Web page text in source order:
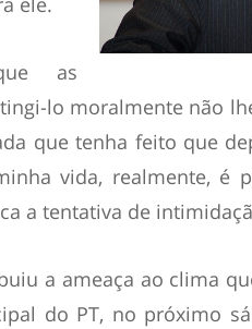
as
lo moralmente não
que tenha feito que
vida, realmente, é
a tentativa de
a ameaça ao clima
do PT, no próximo